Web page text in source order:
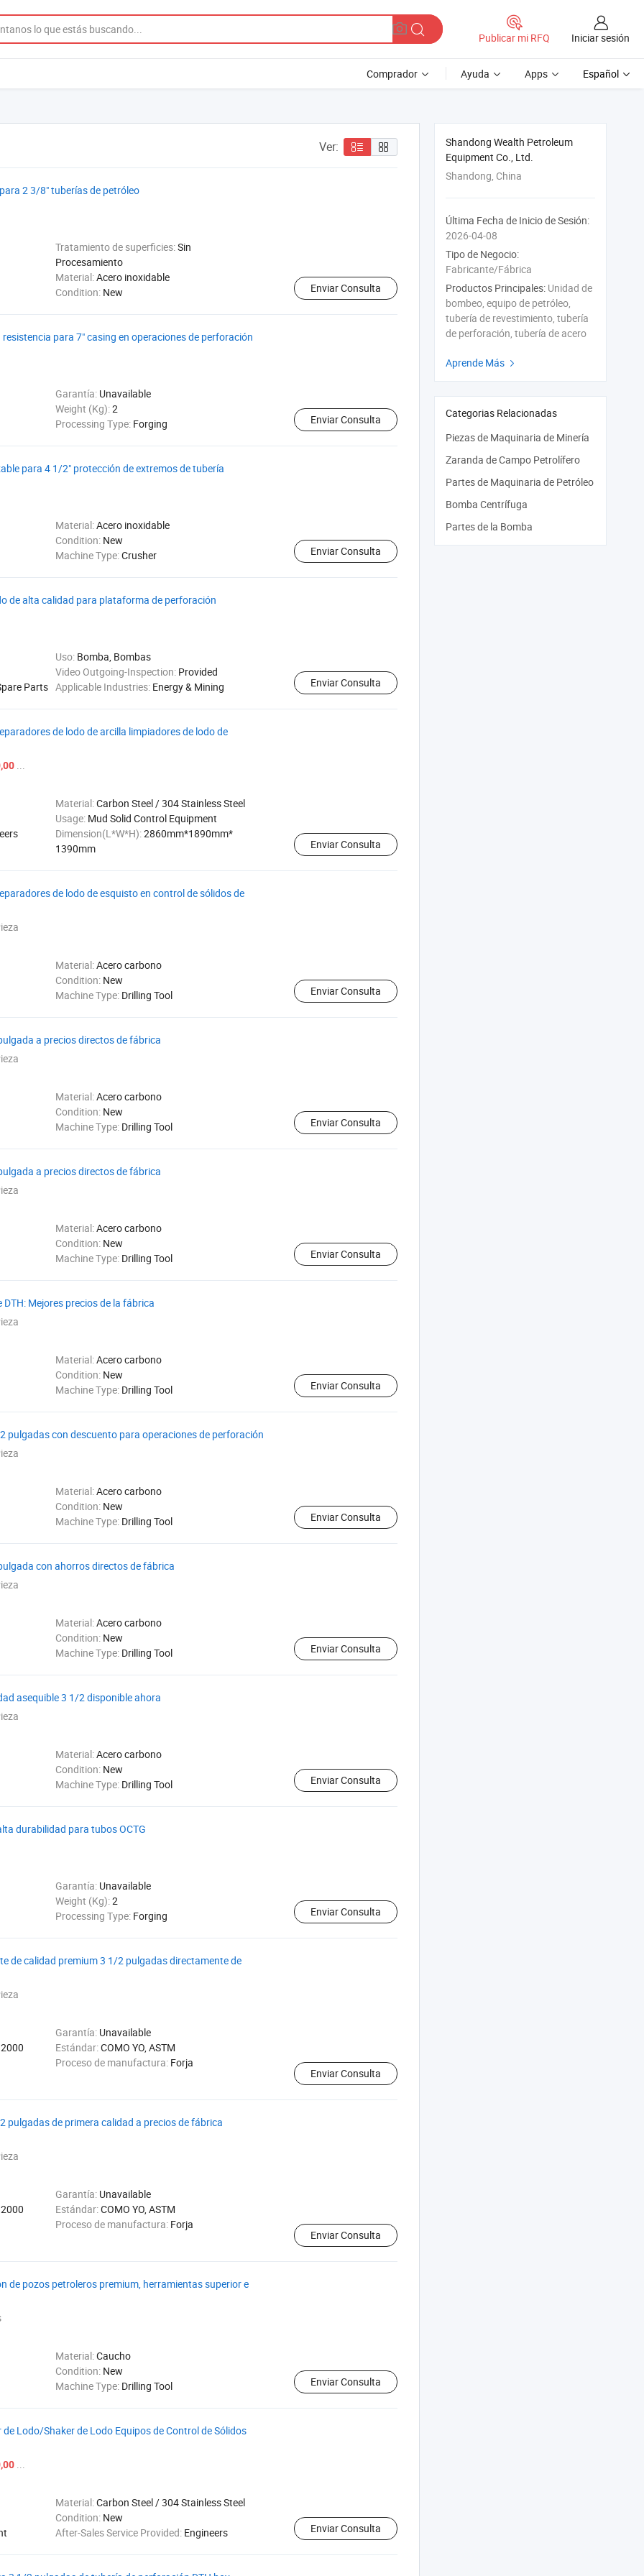
Publicar mi RFQ Iniciar sesión
Comprador Ayuda Apps Español
Ver:
2 3/8" tuberías de petróleo
Tratamiento de superficies:Sin
Procesamiento
Material:Acero inoxidable
Condition: New Enviar Consulta
para 7" casing en operaciones de perforación
Garantía: Unavailable
Weight (Kg):2
Processing Type: Forging Enviar Consulta
para 4 1/2" protección de extremos de tubería
Material:Acero inoxidable
Condition: New
Machine Type:Crusher Enviar Consulta
de alta calidad para plataforma de perforación
Uso: Bomba, Bombas
Video Outgoing-Inspection: Provided
Parts Applicable Industries: Energy & Mining Enviar Consulta
de lodo de arcilla limpiadores de lodo de
...
Material:Carbon Steel / 304 Stainless Steel
Usage: Mud Solid Control Equipment
Dimension(L*W*H):2860mm*1890mm*
1390mm
Enviar Consulta
de lodo de esquisto en control de sólidos de
Material:Acero carbono
Condition: New
Machine Type: Drilling Tool Enviar Consulta
a precios directos de fábrica
Material:Acero carbono
Condition: New
Machine Type: Drilling Tool Enviar Consulta
a precios directos de fábrica
Material:Acero carbono
Condition: New
Machine Type: Drilling Tool Enviar Consulta
Mejores precios de la fábrica
Material:Acero carbono
Condition: New
Machine Type: Drilling Tool Enviar Consulta
pulgadas con descuento para operaciones de perforación
Material:Acero carbono
Condition: New
Machine Type: Drilling Tool Enviar Consulta
con ahorros directos de fábrica
Material:Acero carbono
Condition: New
Machine Type: Drilling Tool Enviar Consulta
asequible 3 1/2 disponible ahora
Material:Acero carbono
Condition: New
Machine Type: Drilling Tool Enviar Consulta
durabilidad para tubos OCTG
Garantía: Unavailable
Weight (Kg):2
Processing Type: Forging Enviar Consulta
de calidad premium 3 1/2 pulgadas directamente de
Garantía: Unavailable
Estándar:COMO YO, ASTM
Proceso de manufactura: Forja
Enviar Consulta
pulgadas de primera calidad a precios de fábrica
Garantía: Unavailable
Estándar:COMO YO, ASTM
Proceso de manufactura: Forja
Enviar Consulta
de pozos petroleros premium, herramientas superior e
Material:Caucho
Condition: New
Machine Type: Drilling Tool Enviar Consulta
Lodo/Shaker de Lodo Equipos de Control de Sólidos
...
Material:Carbon Steel / 304 Stainless Steel
Condition: New
After-Sales Service Provided: Engineers Enviar Consulta
Shandong Wealth Petroleum
Equipment Co., Ltd.
Shandong, China
Última Fecha de Inicio de Sesión:
2026-04-08
Tipo de Negocio:
Fabricante/Fábrica
Productos Principales: Unidad de
bombeo, equipo de petróleo,
tubería de revestimiento, tubería
de perforación, tubería de acero
Aprende Más 
Categorias Relacionadas
Piezas de Maquinaria de Minería
Zaranda de Campo Petrolífero
Partes de Maquinaria de Petróleo
Bomba Centrífuga
Partes de la Bomba